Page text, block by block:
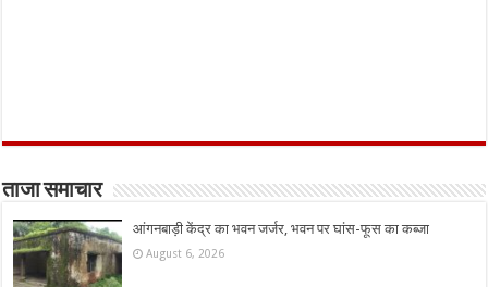
ताजा समाचार
आंगनबाड़ी केंद्र का भवन जर्जर, भवन पर घांस-फूस का कब्जा
August 6, 2026